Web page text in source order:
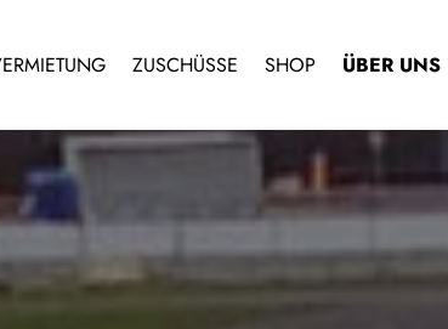
ZUSCHÜSSE SHOP ÜBER UNS